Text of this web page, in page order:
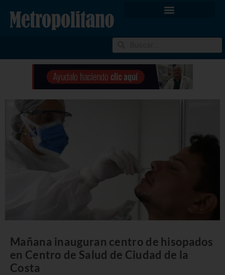
Mañana inauguran centro de hisopados
en Centro de Salud de Ciudad de la
Costa